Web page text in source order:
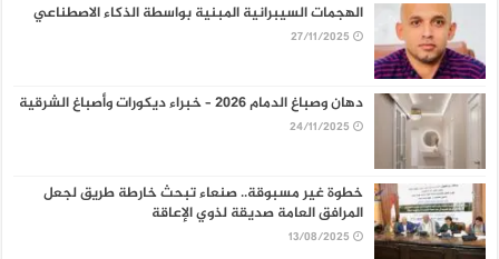
الهجمات السيبرانية المبنية بواسطة الذكاء الاصطناعي
27/11/2025
دهان وصباغ الدمام 2026 – خبراء ديكورات وأصباغ الشرقية
24/11/2025
خطوة غير مسبوقة.. صنعاء تبحث خارطة طريق لجعل
المرافق العامة صديقة لذوي الإعاقة
13/08/2025